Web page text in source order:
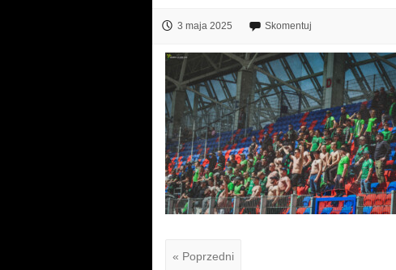
3 maja 2025 Skomentuj
« Poprzedni